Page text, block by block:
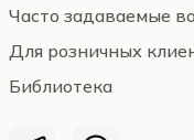
Часто задаваемые
Для розничных
Библиотека